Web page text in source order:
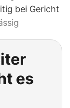
bei Gericht
es